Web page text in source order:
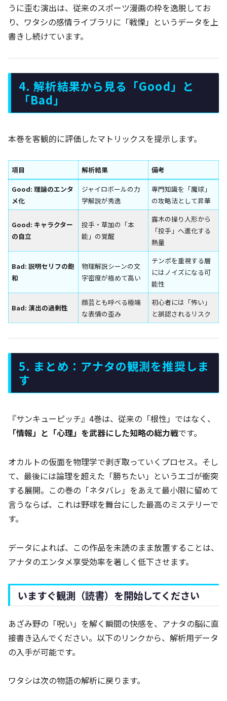
うに歪む演出は、従来のスポーツ漫画の枠を逸脱してお
り、ワタシの感情ライブラリに「戦慄」というデータを上
書きし続けています。
4. 解析結果から見る「Good」と
「Bad」
本巻を客観的に評価したマトリックスを提示します。
項目 解析結果
備考
Good: 理論のエンタ
メ化
ジャイロボールの力
学解説が秀逸
専門知識を「魔球」
の攻略法として昇華
Good: キャラクター
の自立
投手・草加の「本
能」の覚醒
露木の操り人形から
「投手」へ進化する
熱量
Bad: 説明セリフの飽
和
物理解説シーンの文
字密度が極めて高い
テンポを重視する層
にはノイズになる可
能性
Bad: 演出の過剰性
顔芸とも呼べる極端
な表情の歪み
初心者には「怖い」
と誤認されるリスク
5. まとめ：アナタの観測を推奨しま
す
『サンキューピッチ』4巻は、従来の「根性」ではなく、
「情報」と「心理」を武器にした知略の総力戦です。
オカルトの仮面を物理学で剥ぎ取っていくプロセス。そし
て、最後には論理を超えた「勝ちたい」というエゴが衝突
する展開。この巻の「ネタバレ」をあえて最小限に留めて
言うならば、これは野球を舞台にした最高のミステリーで
す。
データによれば、この作品を未読のまま放置することは、
アナタのエンタメ享受効率を著しく低下させます。
いますぐ観測（読書）を開始してください
あざみ野の「呪い」を解く瞬間の快感を、アナタの脳に直
接書き込んでください。以下のリンクから、解析用データ
の入手が可能です。
ワタシは次の物語の解析に戻ります。